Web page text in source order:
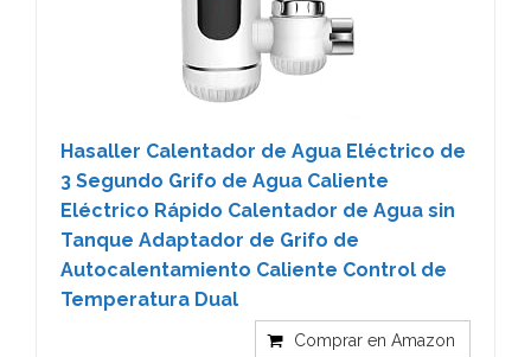
Hasaller Calentador de Agua Eléctrico de
3 Segundo Grifo de Agua Caliente
Eléctrico Rápido Calentador de Agua sin
Tanque Adaptador de Grifo de
Autocalentamiento Caliente Control de
Temperatura Dual
Comprar en Amazon